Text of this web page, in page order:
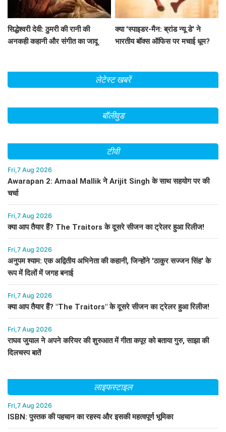
सिद्धेश्वरी देवी: ठुमरी की रानी की
अनकही कहानी और संगीत का जादू
क्या 'स्पाइडर-मैन: ब्रांड न्यू डे' ने
भारतीय बॉक्स ऑफिस पर मचाई धूम?
लेटेस्ट खबरें
बॉलीवुड
टीवी
Fri,7 Aug 2026
Awarapan 2: Amaal Mallik ने Arijit Singh के साथ सहयोग पर की
चर्चा
Fri,7 Aug 2026
क्या आप तैयार हैं? The Traitors के दूसरे सीजन का ट्रेलर हुआ रिलीज!
Fri,7 Aug 2026
अनुपम श्याम: एक अद्वितीय अभिनेता की कहानी, जिन्होंने 'ठाकुर सज्जन सिंह' के
रूप में दिलों में जगह बनाई
Fri,7 Aug 2026
क्या आप तैयार हैं? "The Traitors" के दूसरे सीजन का ट्रेलर हुआ रिलीज!
Fri,7 Aug 2026
राघव जुयाल ने अपने करियर की शुरुआत में गीता कपूर को बताया गुरु, साझा की
दिलचस्प बातें
लाइफस्टाइल
Fri,7 Aug 2026
ISBN: पुस्तक की पहचान का रहस्य और इसकी महत्वपूर्ण भूमिका